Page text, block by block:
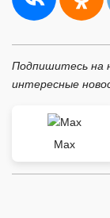
Подпишитесь на
интересные
Max